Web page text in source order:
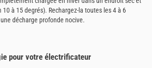
10 à 15 degrés). Rechargez-la toutes les 4 à 6
décharge profonde nocive.
pour votre électrificateur